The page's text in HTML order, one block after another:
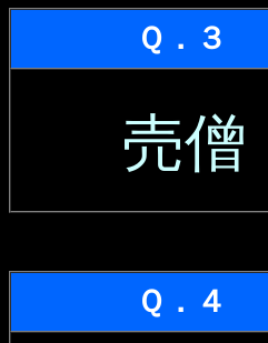
Ｑ．３
売僧
Ｑ．４